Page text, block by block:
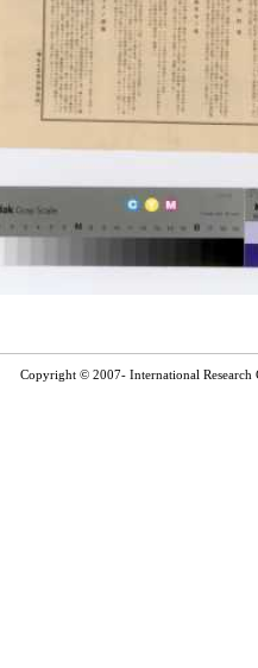
Copyright © 2007- International Research